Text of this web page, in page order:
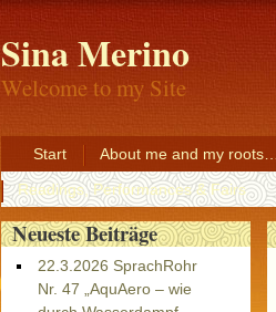
Sina Merino
Welcome to my Site
Start About me and my roots…
Readings, Performances & Fairs
Neueste Beiträge
22.3.2026 SprachRohr
Nr. 47 „AquAero – wie